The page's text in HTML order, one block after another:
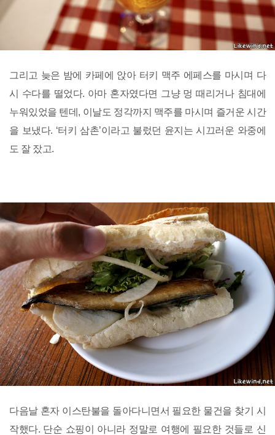
그리고 늦은 밤에 카페에 앉아 터키 맥주 에페스를 마시며 다
시 수다를 떨었다. 아마 혼자였다면 그냥 멍 때리거나 침대에
누워있었을 텐데, 이날도 정각까지 맥주를 마시며 즐거운 시간
을 보냈다. ‘터키 삼촌’이라고 불렀던 윤지는 시끄러운 와중에
도 잘 잤고.
다음날 혼자 이스탄불을 돌아다니면서 필요한 물건을 찾기 시
작했다. 단순 쇼핑이 아니라 정말로 여행에 필요한 것들로 신